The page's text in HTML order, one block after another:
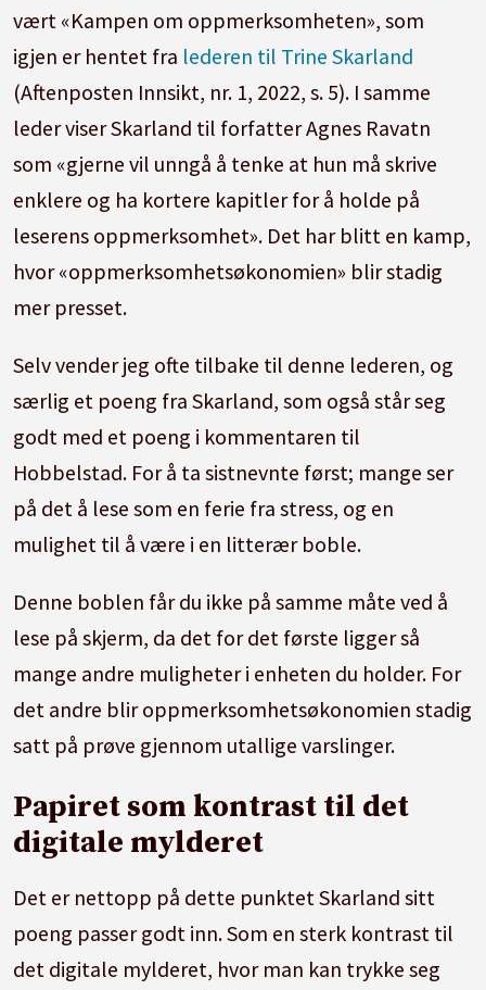
vært «Kampen om oppmerksomheten», som
igjen er hentet fra lederen til Trine Skarland
(Aftenposten Innsikt, nr. 1, 2022, s. 5). I samme
leder viser Skarland til forfatter Agnes Ravatn
som «gjerne vil unngå å tenke at hun må skrive
enklere og ha kortere kapitler for å holde på
leserens oppmerksomhet». Det har blitt en kamp,
hvor «oppmerksomhetsøkonomien» blir stadig
mer presset.
Selv vender jeg ofte tilbake til denne lederen, og
særlig et poeng fra Skarland, som også står seg
godt med et poeng i kommentaren til
Hobbelstad. For å ta sistnevnte først; mange ser
på det å lese som en ferie fra stress, og en
mulighet til å være i en litterær boble.
Denne boblen får du ikke på samme måte ved å
lese på skjerm, da det for det første ligger så
mange andre muligheter i enheten du holder. For
det andre blir oppmerksomhetsøkonomien stadig
satt på prøve gjennom utallige varslinger.
Papiret som kontrast til det
digitale mylderet
Det er nettopp på dette punktet Skarland sitt
poeng passer godt inn. Som en sterk kontrast til
det digitale mylderet, hvor man kan trykke seg